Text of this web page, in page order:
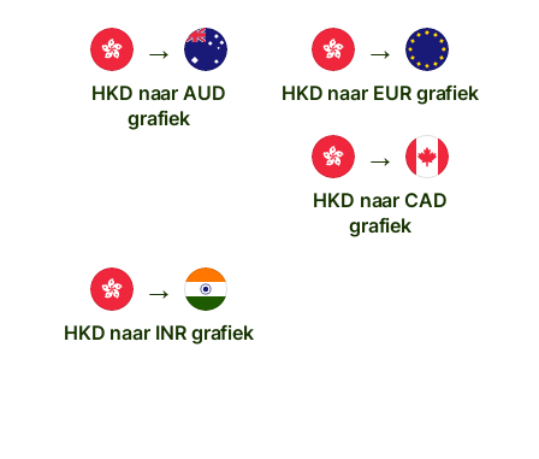
→
HKD naar AUD
grafiek
→
HKD naar EUR grafiek
→
HKD naar CAD
grafiek
→
HKD naar INR grafiek